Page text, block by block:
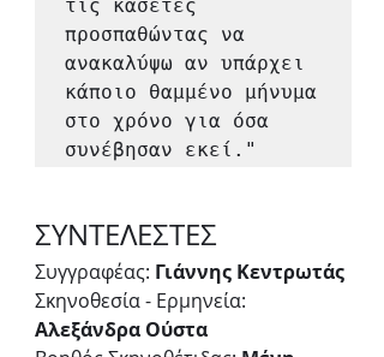
τις κασέτες
προσπαθώντας να
ανακαλύψω αν υπάρχει
κάποιο θαμμένο μήνυμα
στο χρόνο για όσα
συνέβησαν εκεί."
ΣΥΝΤΕΛΕΣΤΕΣ
Συγγραφέας: Γιάννης Κεντρωτάς
Σκηνοθεσία - Ερμηνεία:
Αλεξάνδρα Ούστα